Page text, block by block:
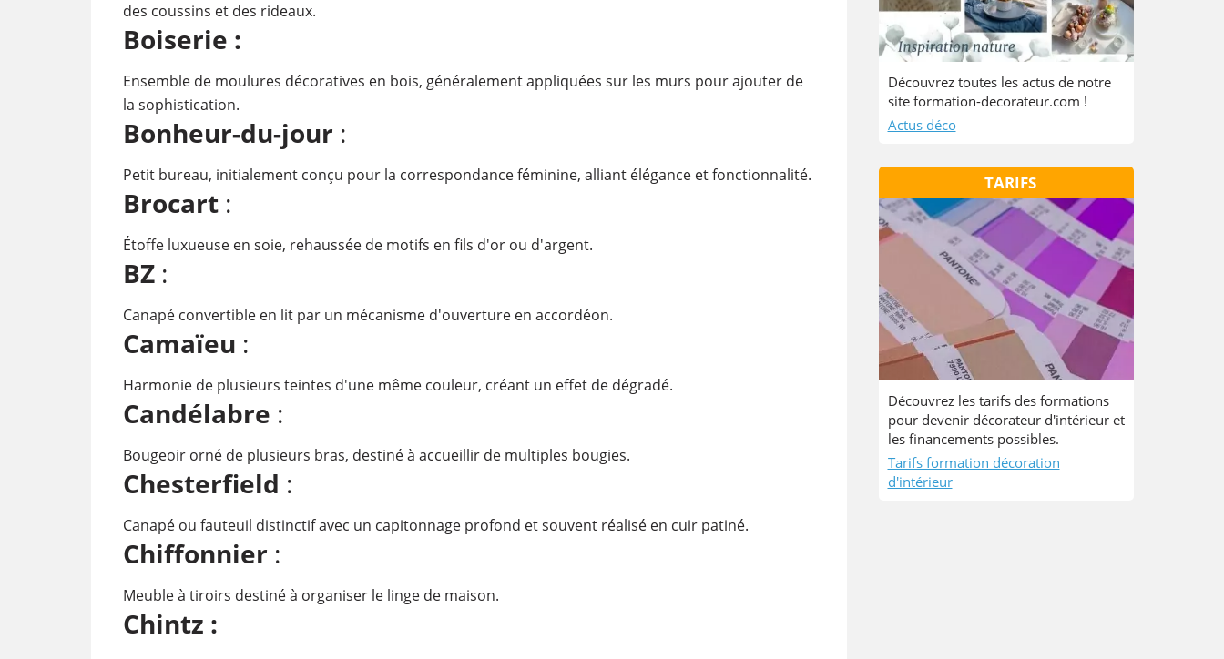
des coussins et des rideaux.
Boiserie :
Ensemble de moulures décoratives en bois, généralement appliquées sur les murs pour ajouter de
la sophistication.
Bonheur-du-jour :
Petit bureau, initialement conçu pour la correspondance féminine, alliant élégance et fonctionnalité.
Brocart:
Étoffe luxueuse en soie, rehaussée de motifs en fils d'or ou d'argent.
BZ:
Canapé convertible en lit par un mécanisme d'ouverture en accordéon.
Camaïeu :
Harmonie de plusieurs teintes d'une même couleur, créant un effet de dégradé.
Candélabre :
Bougeoir orné de plusieurs bras, destiné à accueillir de multiples bougies.
Chesterfield :
Canapé ou fauteuil distinctif avec un capitonnage profond et souvent réalisé en cuir patiné.
Chiffonnier :
Meuble à tiroirs destiné à organiser le linge de maison.
Chintz :
Découvrez toutes les actus de notre
site formation-decorateur.com !
Actus déco
TARIFS
Découvrez les tarifs des formations
pour devenir décorateur d'intérieur et
les financements possibles.
Tarifs formation décoration
d'intérieur